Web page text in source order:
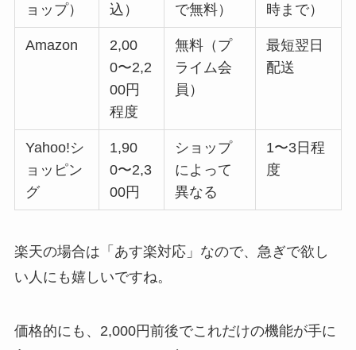
ョップ）
込）
で無料）
時まで）
Amazon
2,00
0〜2,2
00円
程度
無料（プ
ライム会
員）
最短翌日
配送
Yahoo!シ
ョッピン
グ
1,90
0〜2,3
00円
ショップ
によって
異なる
1〜3日程
度
楽天の場合は「あす楽対応」なので、急ぎで欲し
い人にも嬉しいですね。
価格的にも、2,000円前後でこれだけの機能が手に